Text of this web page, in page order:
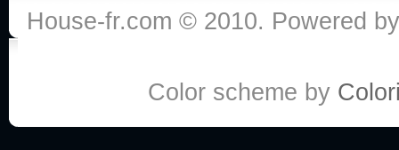
House-fr.com © 2010. Powered
Color scheme by